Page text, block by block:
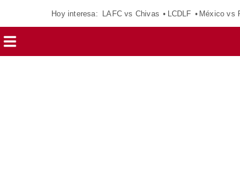
Hoy interesa: LAFC vs Chivas LCDLF México vs